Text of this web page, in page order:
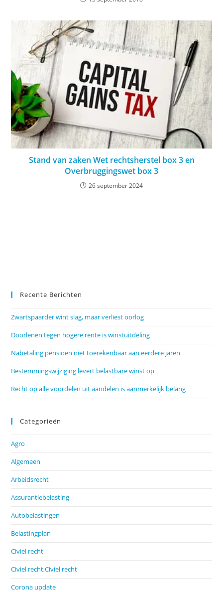
Stand van zaken Wet rechtsherstel box 3 en
Overbruggingswet box 3
26 september 2024
Recente Berichten
Zwartspaarder wint slag, maar verliest oorlog
Doorlenen tegen hogere rente is winstuitdeling
Nabetaling pensioen niet toerekenbaar aan eerdere jaren
Bestemmingswijziging levert belastbare winst op
Recht op alle voordelen uit aandelen is aanmerkelijk belang
Categorieën
Agro
Algemeen
Arbeidsrecht
Assurantiebelasting
Autobelastingen
Belastingplan
Civiel recht
Civiel recht,Civiel recht
Corona update